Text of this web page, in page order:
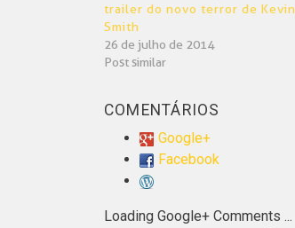
trailer do novo terror de Kevin
Smith
26 de julho de 2014
Post similar
COMENTÁRIOS
Google+
Facebook
Loading Google+ Comments ...